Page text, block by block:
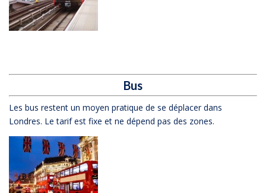
Bus
Les bus restent un moyen pratique de se déplacer dans
Londres. Le tarif est fixe et ne dépend pas des zones.